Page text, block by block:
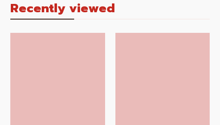
Recently viewed